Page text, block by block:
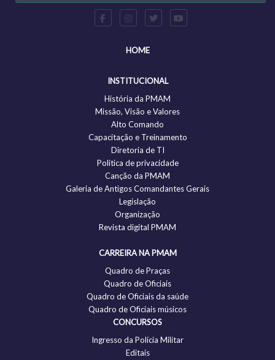
HOME
INSTITUCIONAL
História da PMAM
Missão, Visão e Valores
Alto Comando
Capacitação e Treinamento
Diretoria de TI
Politica de privacidade
Canção da PMAM
Galeria de Antigos Comandantes Gerais
Legislação
Organização
Revista digital PMAM
CARREIRA NA PMAM
Quadro de Praças
Quadro de Oficiais
Quadro de Oficiais da saúde
Quadro de Oficiais músicos
CONCURSOS
Ingresso da Polícia Militar
Editais